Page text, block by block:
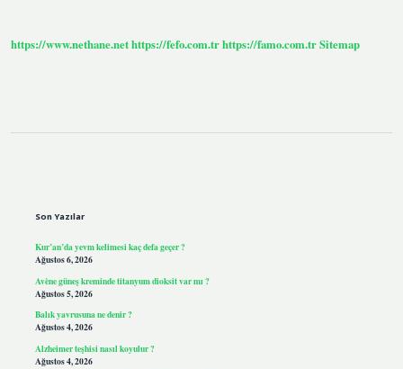
https://www.nethane.nethttps://fefo.com.trhttps://famo.com.trSitemap
Son Yazılar
Kur’an’da yevm kelimesi kaç defa geçer ?
Ağustos 6, 2026
Avène güneş kreminde titanyum dioksit var mı ?
Ağustos 5, 2026
Balık yavrusuna ne denir ?
Ağustos 4, 2026
Alzheimer teşhisi nasıl koyulur ?
Ağustos 4, 2026